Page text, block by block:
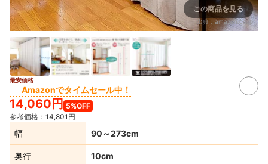
この商品を見る
出典： amazon.co.jp
最安価格
Amazonでタイムセール中！
14,060円 5%OFF
参考価格： 14,801円
幅 90～273cm
奥行 10cm